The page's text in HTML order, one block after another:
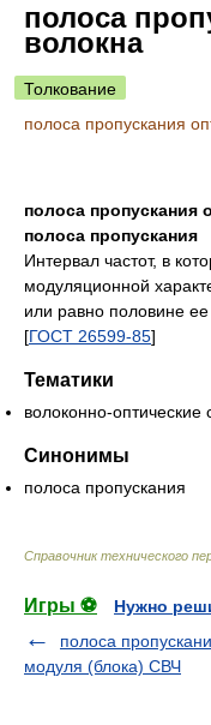
полоса
волокна
Толкование
полоса пропускания
полоса пропускания
полоса пропускания
Интервал частот, в
модуляционной
или равно половине
[ГОСТ 26599-85]
Тематики
волоконно-
Синонимы
полоса пропускания
Справочник технического
Игры ⚽
Нужно
полоса
модуля (блока) СВЧ